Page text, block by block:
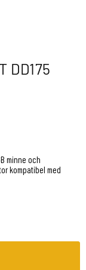
DD175
minne och
kompatibel med